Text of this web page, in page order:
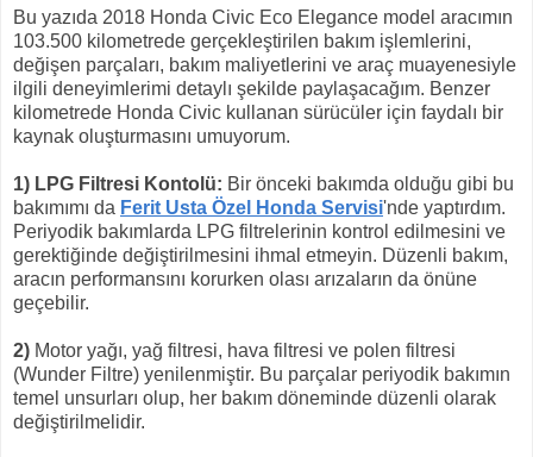
Bu yazıda 2018 Honda Civic Eco Elegance model aracımın
103.500 kilometrede gerçekleştirilen bakım işlemlerini,
değişen parçaları, bakım maliyetlerini ve araç muayenesiyle
ilgili deneyimlerimi detaylı şekilde paylaşacağım. Benzer
kilometrede Honda Civic kullanan sürücüler için faydalı bir
kaynak oluşturmasını umuyorum.
1) LPG Filtresi Kontolü: Bir önceki bakımda olduğu gibi bu
bakımımı da Ferit Usta Özel Honda Servisi'nde yaptırdım.
Periyodik bakımlarda LPG filtrelerinin kontrol edilmesini ve
gerektiğinde değiştirilmesini ihmal etmeyin. Düzenli bakım,
aracın performansını korurken olası arızaların da önüne
geçebilir.
2) Motor yağı, yağ filtresi, hava filtresi ve polen filtresi
(Wunder Filtre) yenilenmiştir. Bu parçalar periyodik bakımın
temel unsurları olup, her bakım döneminde düzenli olarak
değiştirilmelidir.